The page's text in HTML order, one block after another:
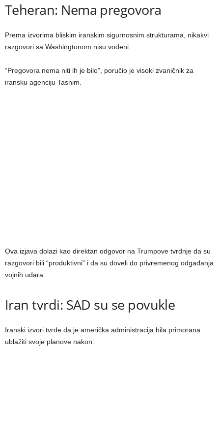
Teheran: Nema pregovora
Prema izvorima bliskim iranskim sigurnosnim strukturama, nikakvi
razgovori sa Washingtonom nisu vođeni.
“Pregovora nema niti ih je bilo”, poručio je visoki zvaničnik za
iransku agenciju Tasnim.
Ova izjava dolazi kao direktan odgovor na Trumpove tvrdnje da su
razgovori bili “produktivni” i da su doveli do privremenog odgađanja
vojnih udara.
Iran tvrdi: SAD su se povukle
Iranski izvori tvrde da je američka administracija bila primorana
ublažiti svoje planove nakon: